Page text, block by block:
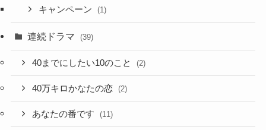
キャンペーン (1)
連続ドラマ (39)
40までにしたい10のこと (2)
40万キロかなたの恋 (2)
あなたの番です (11)